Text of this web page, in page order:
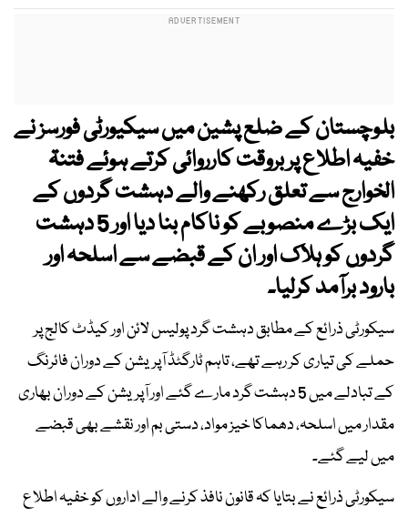
بلوچستان کے ضلع پشین میں سیکیورٹی فورسز نے
خفیہ اطلاع پر بروقت کارروائی کرتے ہوئے فتنۃ
الخوارج سے تعلق رکھنے والے دہشت گردوں کے
ایک بڑے منصوبے کو ناکام بنا دیا اور 5 دہشت
گردوں کو ہلاک اور ان کے قبضے سے اسلحہ اور
بارود برآمد کرلیا۔
سیکورٹی ذرائع کے مطابق دہشت گرد پولیس لائن اور کیڈٹ کالج پر
حملے کی تیاری کر رہے تھے، تاہم ٹارگٹڈ آپریشن کے دوران فائرنگ
کے تبادلے میں 5 دہشت گرد مارے گئے اور آپریشن کے دوران بھاری
مقدار میں اسلحہ، دھماکا خیز مواد، دستی بم اور نقشے بھی قبضے
میں لیے گئے۔
سیکورٹی ذرائع نے بتایا کہ قانون نافذ کرنے والے اداروں کو خفیہ اطلاع